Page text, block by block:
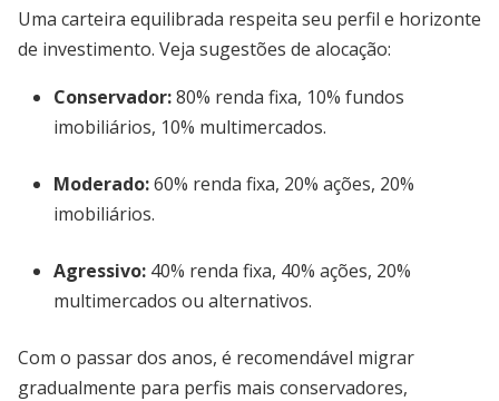
Uma carteira equilibrada respeita seu perfil e horizonte
de investimento. Veja sugestões de alocação:
Conservador:80% renda fixa, 10% fundos
imobiliários, 10% multimercados.
Moderado:60% renda fixa, 20% ações, 20%
imobiliários.
Agressivo: 40% renda fixa, 40% ações, 20%
multimercados ou alternativos.
Com o passar dos anos, é recomendável migrar
gradualmente para perfis mais conservadores,